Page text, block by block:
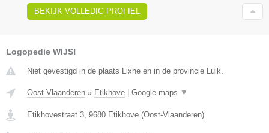
BEKIJK VOLLEDIG PROFIEL
Logopedie WIJS!
Niet gevestigd in de plaats Lixhe en in de provincie Luik.
Oost-Vlaanderen » Etikhove Google maps ▼
Etikhovestraat 3, 9680 Etikhove (Oost-Vlaanderen)